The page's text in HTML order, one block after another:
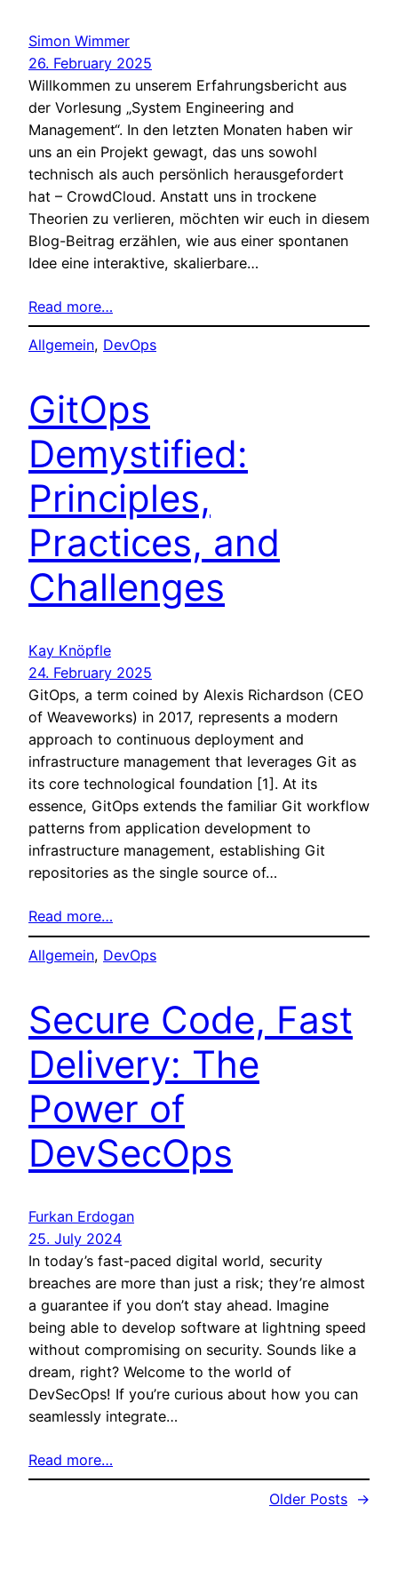
Simon Wimmer
26. February 2025
Willkommen zu unserem Erfahrungsbericht aus
der Vorlesung „System Engineering and
Management“. In den letzten Monaten haben wir
uns an ein Projekt gewagt, das uns sowohl
technisch als auch persönlich herausgefordert
hat – CrowdCloud. Anstatt uns in trockene
Theorien zu verlieren, möchten wir euch in diesem
Blog-Beitrag erzählen, wie aus einer spontanen
Idee eine interaktive, skalierbare…
Read more…
Allgemein, DevOps
GitOps
Demystified:
Principles,
Practices, and
Challenges
Kay Knöpfle
24. February 2025
GitOps, a term coined by Alexis Richardson (CEO
of Weaveworks) in 2017, represents a modern
approach to continuous deployment and
infrastructure management that leverages Git as
its core technological foundation [1]. At its
essence, GitOps extends the familiar Git workflow
patterns from application development to
infrastructure management, establishing Git
repositories as the single source of…
Read more…
Allgemein, DevOps
Secure Code, Fast
Delivery: The
Power of
DevSecOps
Furkan Erdogan
25. July 2024
In today’s fast-paced digital world, security
breaches are more than just a risk; they’re almost
a guarantee if you don’t stay ahead. Imagine
being able to develop software at lightning speed
without compromising on security. Sounds like a
dream, right? Welcome to the world of
DevSecOps! If you’re curious about how you can
seamlessly integrate…
Read more…
Older Posts →